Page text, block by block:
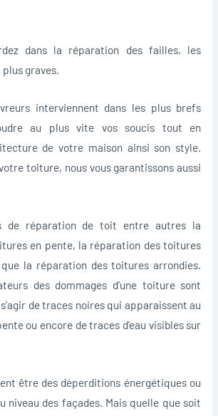
dans la réparation des failles, les
graves.
interviennent dans les plus brefs
au plus vite vos soucis tout en
de votre maison ainsi son style.
toiture, nous vous garantissons aussi
de réparation de toit entre autres la
en pente, la réparation des toitures
la réparation des toitures arrondies.
des dommages d’une toiture sont
de traces noires qui apparaissent au
ou encore de traces d’eau visibles sur
être des déperditions énergétiques ou
niveau des façades. Mais quelle que soit